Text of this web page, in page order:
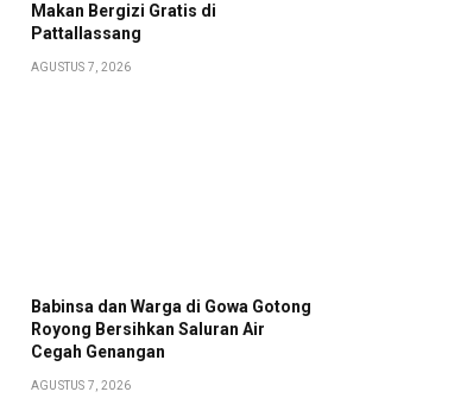
Makan Bergizi Gratis di
Pattallassang
AGUSTUS 7, 2026
Babinsa dan Warga di Gowa Gotong
Royong Bersihkan Saluran Air
Cegah Genangan
AGUSTUS 7, 2026